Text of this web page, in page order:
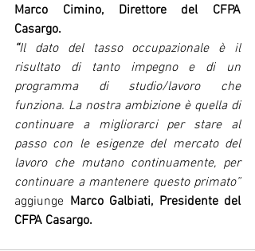
Marco Cimino, Direttore del CFPA
Casargo.
“Il dato del tasso occupazionale è il
risultato di tanto impegno e di un
programma di studio/lavoro che
funziona. La nostra ambizione è quella di
continuare a migliorarci per stare al
passo con le esigenze del mercato del
lavoro che mutano continuamente, per
continuare a mantenere questo primato”
aggiunge Marco Galbiati, Presidente del
CFPA Casargo.